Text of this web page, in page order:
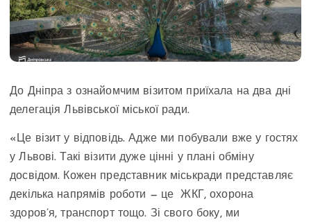
До Дніпра з ознайомчим візитом приїхала на два дні
делегація Львівської міської ради.
«Це візит у відповідь. Адже ми побували вже у гостях
у Львові. Такі візити дуже цінні у плані обміну
досвідом. Кожен представник міськради представляє
декілька напрямів роботи — це ЖКГ, охорона
здоров’я, транспорт тощо. Зі свого боку, ми